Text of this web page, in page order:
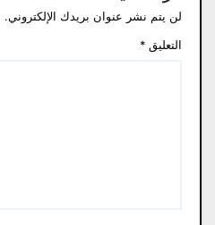
لن يتم نشر عنوان بريدك الإلكتروني.
التعليق *